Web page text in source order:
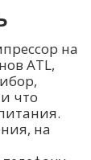
на
ATL,
что
на